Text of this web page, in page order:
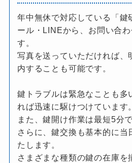
年中無休で対応している「鍵
ール・LINEから、お問い合
す。
写真を送っていただければ、
内することも可能です。
鍵トラブルは緊急なことも多
れば迅速に駆けつけています。
また、鍵開け作業は最短5分
さらに、鍵交換も基本的に当
たします。
さまざまな種類の鍵の在庫を